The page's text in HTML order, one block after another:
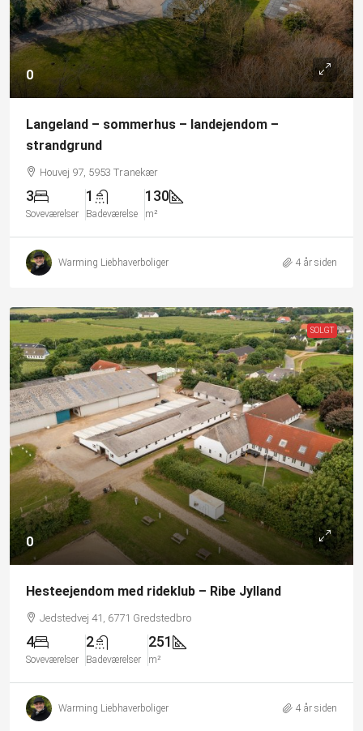
0
Langeland – sommerhus – landejendom –
strandgrund
Houvej 97, 5953 Tranekær
3
Soveværelser
1
Badeværelse
130
m²
Warming Liebhaverboliger 4 år siden
SOLGT
0
Hesteejendom med rideklub – Ribe Jylland
Jedstedvej 41, 6771 Gredstedbro
4
Soveværelser
2
Badeværelser
251
m²
Warming Liebhaverboliger 4 år siden